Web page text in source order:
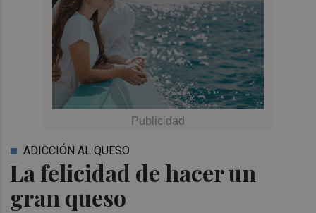
La felicidad de hacer un
gran queso
ADICCIÓN AL QUESO